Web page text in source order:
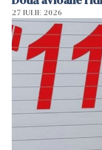
27 IULIE 2026